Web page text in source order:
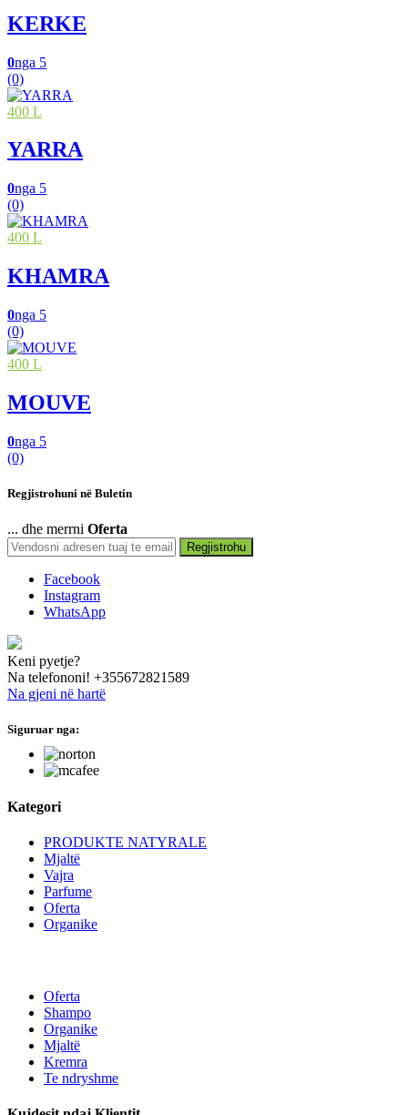
KERKE
0nga 5
(0)
400 L
YARRA
0nga 5
(0)
400 L
KHAMRA
0nga 5
(0)
400 L
MOUVE
0nga 5
(0)
Regjistrohuni në Buletin
... dhe merrni Oferta
Regjistrohu
Facebook
Instagram
WhatsApp
Keni pyetje?
Na telefononi! +355672821589
Na gjeni në hartë
Siguruar nga:
Kategori
PRODUKTE NATYRALE
Mjaltë
Vajra
Parfume
Oferta
Organike
Oferta
Shampo
Organike
Mjaltë
Kremra
Te ndryshme